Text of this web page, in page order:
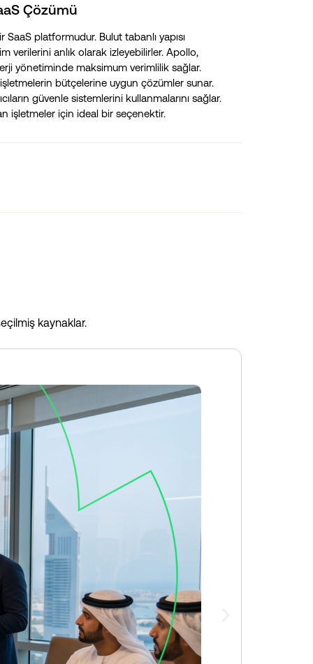
Çözümü
platformudur. Bulut tabanlı yapısı
verilerini anlık olarak izleyebilirler. Apollo,
yönetiminde maksimum verimlilik sağlar.
bütçelerine uygun çözümler sunar.
güvenle sistemlerini kullanmalarını sağlar.
işletmeler için ideal bir seçenektir.
kaynaklar.